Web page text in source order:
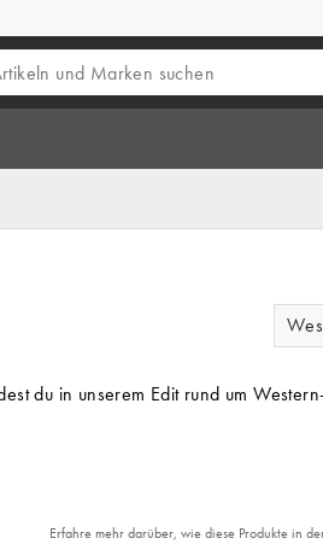
du in unserem Edit rund um
Erfahre mehr darüber, wie diese Produkte in